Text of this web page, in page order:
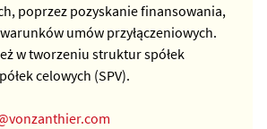
poprzez pozyskanie finansowania,
umów przyłączeniowych.
w tworzeniu struktur spółek
celowych (SPV).